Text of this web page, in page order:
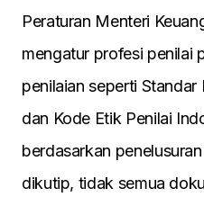
Peraturan Menteri
mengatur profesi penilai
penilaian seperti Standar
dan Kode Etik Penilai
berdasarkan
dikutip, tidak semua